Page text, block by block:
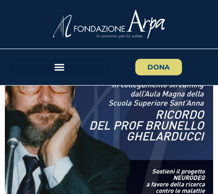
DONA
Sabato 10 luglio un evento
per ricordare il Prof.
Brunello Ghelarducci